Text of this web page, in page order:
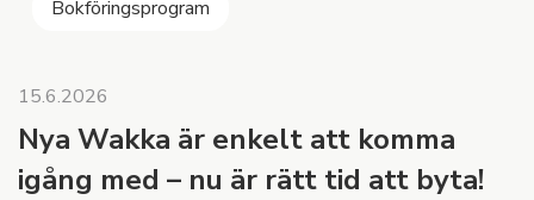
Bokföringsprogram
15.6.2026
Nya Wakka är enkelt att komma
igång med – nu är rätt tid att byta!